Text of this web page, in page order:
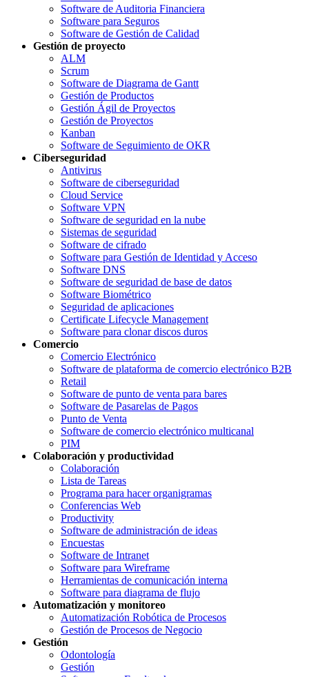
Software de Auditoria Financiera
Software para Seguros
Software de Gestión de Calidad
Gestión de proyecto
ALM
Scrum
Software de Diagrama de Gantt
Gestión de Productos
Gestión Ágil de Proyectos
Gestión de Proyectos
Kanban
Software de Seguimiento de OKR
Ciberseguridad
Antivirus
Software de ciberseguridad
Cloud Service
Software VPN
Software de seguridad en la nube
Sistemas de seguridad
Software de cifrado
Software para Gestión de Identidad y Acceso
Software DNS
Software de seguridad de base de datos
Software Biométrico
Seguridad de aplicaciones
Certificate Lifecycle Management
Software para clonar discos duros
Comercio
Comercio Electrónico
Software de plataforma de comercio electrónico B2B
Retail
Software de punto de venta para bares
Software de Pasarelas de Pagos
Punto de Venta
Software de comercio electrónico multicanal
PIM
Colaboración y productividad
Colaboración
Lista de Tareas
Programa para hacer organigramas
Conferencias Web
Productivity
Software de administración de ideas
Encuestas
Software de Intranet
Software para Wireframe
Herramientas de comunicación interna
Software para diagrama de flujo
Automatización y monitoreo
Automatización Robótica de Procesos
Gestión de Procesos de Negocio
Gestión
Odontología
Gestión